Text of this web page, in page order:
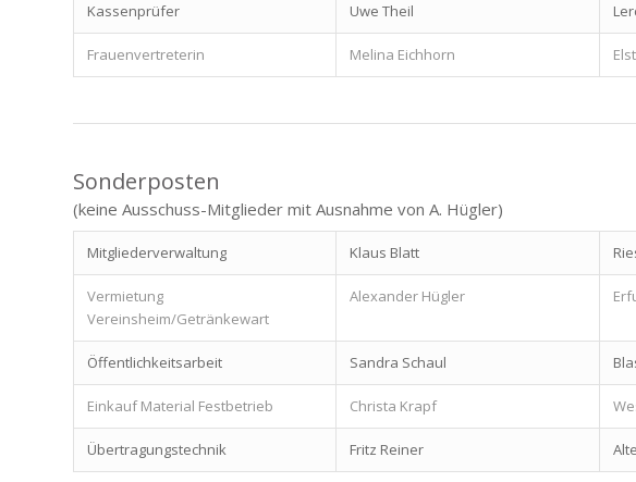
Kassenprüfer Uwe Theil
Frauenvertreterin Melina Eichhorn
Sonderposten
(keine Ausschuss-Mitglieder mit Ausnahme von A. Hügler)
Mitgliederverwaltung Klaus Blatt
Vermietung
Vereinsheim/Getränkewart
Alexander Hügler
Öffentlichkeitsarbeit Sandra Schaul
Einkauf Material Festbetrieb Christa Krapf
Übertragungstechnik Fritz Reiner